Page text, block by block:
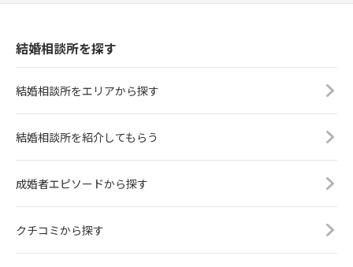
結婚相談所を探す
結婚相談所をエリアから探す
結婚相談所を紹介してもらう
成婚者エピソードから探す
クチコミから探す